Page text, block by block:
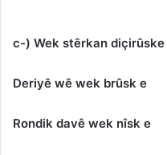
c-) Wek stêrkan diçirûske
Deriyê wê wek brûsk e
Rondik davê wek nîsk e